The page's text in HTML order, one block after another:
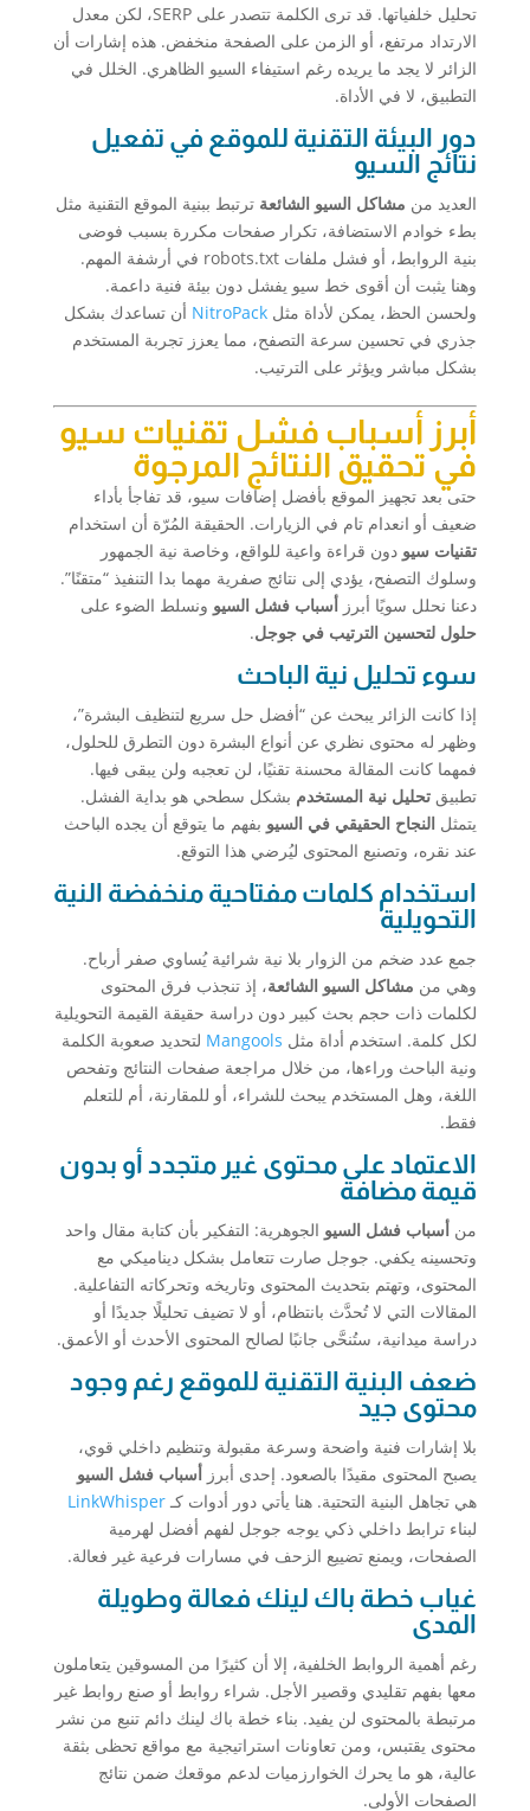
تحليل خلفياتها. قد ترى الكلمة تتصدر على SERP، لكن معدل
الارتداد مرتفع، أو الزمن على الصفحة منخفض. هذه إشارات أن
الزائر لا يجد ما يريده رغم استيفاء السيو الظاهري. الخلل في
التطبيق، لا في الأداة.
دور البيئة التقنية للموقع في تفعيل
نتائج السيو
العديد من مشاكل السيو الشائعة ترتبط ببنية الموقع التقنية مثل
بطء خوادم الاستضافة، تكرار صفحات مكررة بسبب فوضى
بنية الروابط، أو فشل ملفات robots.txt في أرشفة المهم.
وهنا يثبت أن أقوى خط سيو يفشل دون بيئة فنية داعمة.
ولحسن الحظ، يمكن لأداة مثل NitroPack أن تساعدك بشكل
جذري في تحسين سرعة التصفح، مما يعزز تجربة المستخدم
بشكل مباشر ويؤثر على الترتيب.
أبرز أسباب فشل تقنيات سيو
في تحقيق النتائج المرجوة
حتى بعد تجهيز الموقع بأفضل إضافات سيو، قد تفاجأ بأداء
ضعيف أو انعدام تام في الزيارات. الحقيقة المُرّة أن استخدام
تقنيات سيو دون قراءة واعية للواقع، وخاصة نية الجمهور
وسلوك التصفح، يؤدي إلى نتائج صفرية مهما بدا التنفيذ “متقنًا”.
دعنا نحلل سويًا أبرز أسباب فشل السيو ونسلط الضوء على
حلول لتحسين الترتيب في جوجل.
سوء تحليل نية الباحث
إذا كانت الزائر يبحث عن “أفضل حل سريع لتنظيف البشرة”،
وظهر له محتوى نظري عن أنواع البشرة دون التطرق للحلول،
فمهما كانت المقالة محسنة تقنيًا، لن تعجبه ولن يبقى فيها.
تطبيق تحليل نية المستخدم بشكل سطحي هو بداية الفشل.
يتمثل النجاح الحقيقي في السيو بفهم ما يتوقع أن يجده الباحث
عند نقره، وتصنيع المحتوى ليُرضي هذا التوقع.
استخدام كلمات مفتاحية منخفضة النية
التحويلية
جمع عدد ضخم من الزوار بلا نية شرائية يُساوي صفر أرباح.
وهي من مشاكل السيو الشائعة، إذ تنجذب فرق المحتوى
لكلمات ذات حجم بحث كبير دون دراسة حقيقة القيمة التحويلية
لكل كلمة. استخدم أداة مثل Mangools لتحديد صعوبة الكلمة
ونية الباحث وراءها، من خلال مراجعة صفحات النتائج وتفحص
اللغة، وهل المستخدم يبحث للشراء، أو للمقارنة، أم للتعلم
فقط.
الاعتماد على محتوى غير متجدد أو بدون
قيمة مضافة
من أسباب فشل السيو الجوهرية: التفكير بأن كتابة مقال واحد
وتحسينه يكفي. جوجل صارت تتعامل بشكل ديناميكي مع
المحتوى، وتهتم بتحديث المحتوى وتاريخه وتحركاته التفاعلية.
المقالات التي لا تُحدَّث بانتظام، أو لا تضيف تحليلًا جديدًا أو
دراسة ميدانية، ستُنحَّى جانبًا لصالح المحتوى الأحدث أو الأعمق.
ضعف البنية التقنية للموقع رغم وجود
محتوى جيد
بلا إشارات فنية واضحة وسرعة مقبولة وتنظيم داخلي قوي،
يصبح المحتوى مقيدًا بالصعود. إحدى أبرز أسباب فشل السيو
هي تجاهل البنية التحتية. هنا يأتي دور أدوات كـ LinkWhisper
لبناء ترابط داخلي ذكي يوجه جوجل لفهم أفضل لهرمية
الصفحات، ويمنع تضييع الزحف في مسارات فرعية غير فعالة.
غياب خطة باك لينك فعالة وطويلة
المدى
رغم أهمية الروابط الخلفية، إلا أن كثيرًا من المسوقين يتعاملون
معها بفهم تقليدي وقصير الأجل. شراء روابط أو صنع روابط غير
مرتبطة بالمحتوى لن يفيد. بناء خطة باك لينك دائم تنبع من نشر
محتوى يقتبس، ومن تعاونات استراتيجية مع مواقع تحظى بثقة
عالية، هو ما يحرك الخوارزميات لدعم موقعك ضمن نتائج
الصفحات الأولى.